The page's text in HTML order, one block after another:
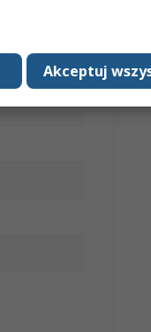
Akceptuj